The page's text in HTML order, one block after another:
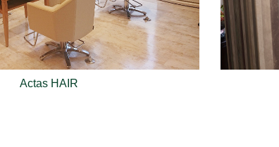
Actas HAIR